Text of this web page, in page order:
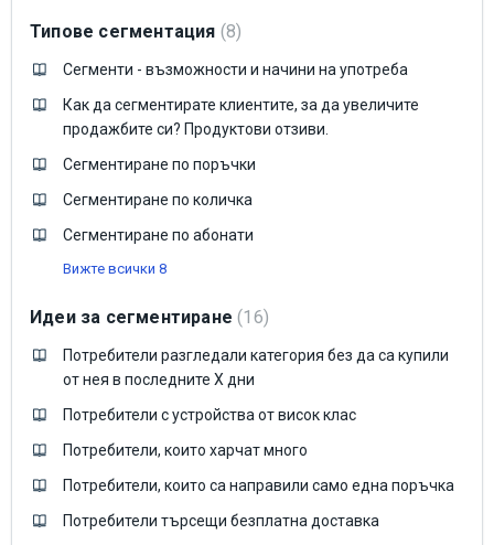
Типове сегментация 8
Сегменти - възможности и начини на употреба
Как да сегментирате клиентите, за да увеличите
продажбите си? Продуктови отзиви.
Сегментиране по поръчки
Сегментиране по количка
Сегментиране по абонати
Вижте всички 8
Идеи за сегментиране 16
Потребители разгледали категория без да са купили
от нея в последните X дни
Потребители с устройства от висок клас
Потребители, които харчат много
Потребители, които са направили само една поръчка
Потребители търсещи безплатна доставка